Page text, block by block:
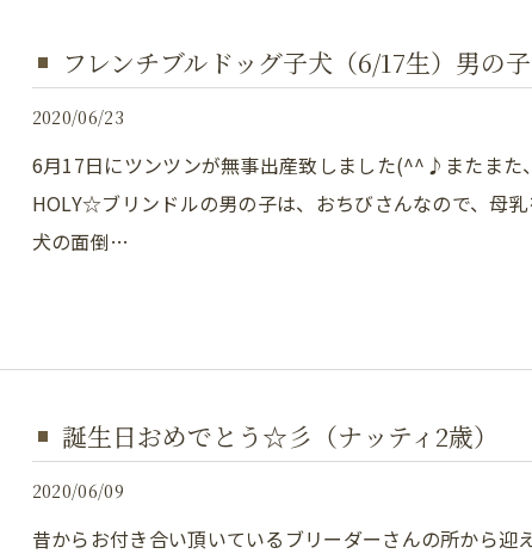
フレンチブルドッグ子犬（6/17生）男の
2020/06/23
6月17日にツンツンが無事出産致しました(^^♪またまた
HOLY☆ブリンドルの男の子は、おちびさんなので、母
犬の面倒…
誕生日おめでとう☆彡（ナッティ2歳）
2020/06/09
昔からお付き合い頂いているブリーダーさんの所から